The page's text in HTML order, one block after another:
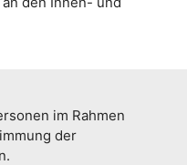
im Rahmen
der